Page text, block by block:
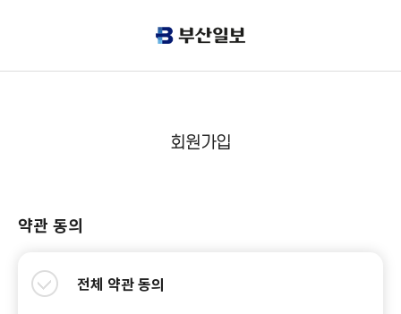
회원가입
약관 동의
전체 약관 동의